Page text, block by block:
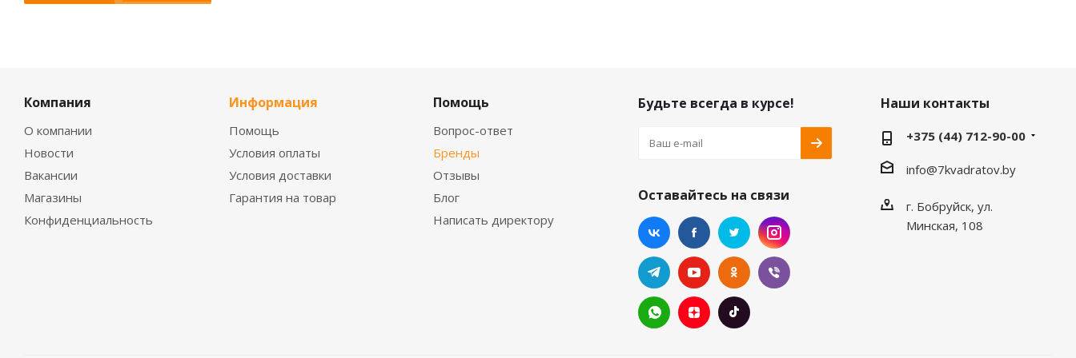
Компания
О компании
Новости
Вакансии
Магазины
Конфиденциальность
Информация
Помощь
Условия оплаты
Условия доставки
Гарантия на товар
Помощь
Вопрос-ответ
Бренды
Отзывы
Блог
Написать директору
Будьте всегда в курсе!
Оставайтесь на связи
Наши контакты
+375 (44) 712-90-00
info@7kvadratov.by
г. Бобруйск, ул.
Минская, 108